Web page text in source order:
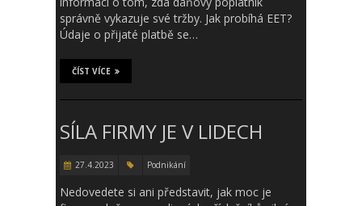
správně vykazuje své tržby. Jak probíhá EET?
Údaje o přijaté platbě se…
ČÍST VÍCE
SÍLA FIRMY JE V LIDECH
27.4.2023 Podnikání
Nedovedete si ani představit, jak moc je